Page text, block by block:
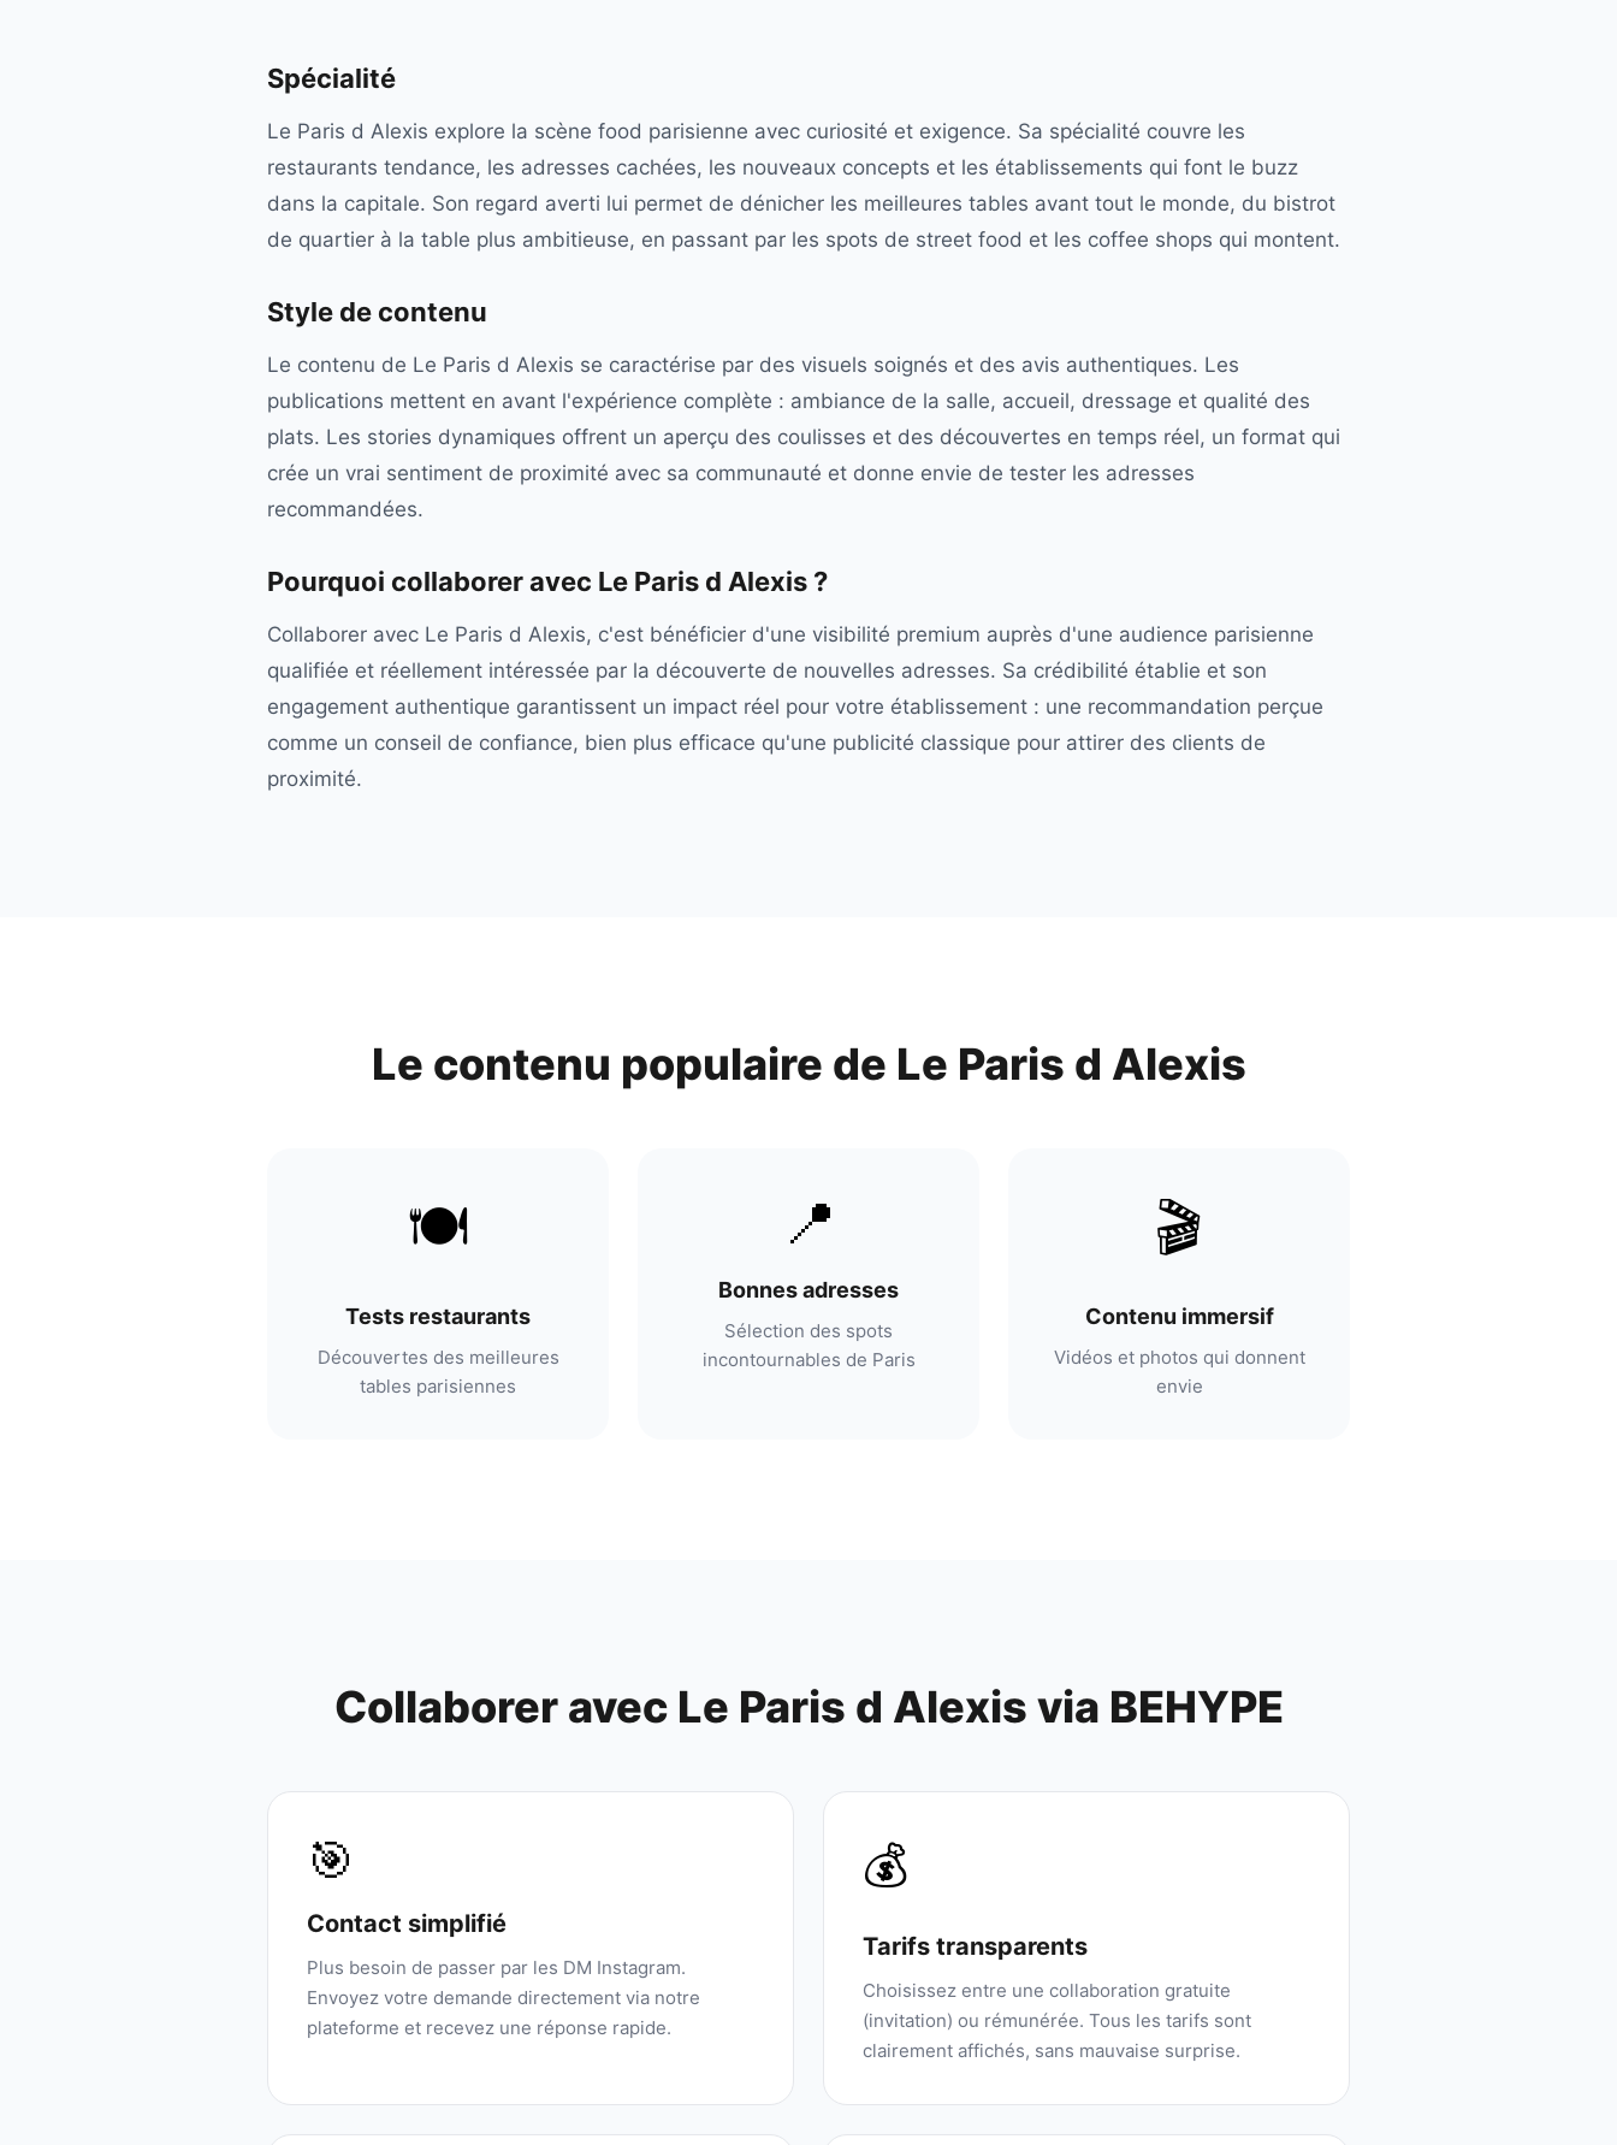
Spécialité
Le Paris d Alexis explore la scène food parisienne avec curiosité et exigence. Sa spécialité couvre les
restaurants tendance, les adresses cachées, les nouveaux concepts et les établissements qui font le buzz
dans la capitale. Son regard averti lui permet de dénicher les meilleures tables avant tout le monde, du bistrot
de quartier à la table plus ambitieuse, en passant par les spots de street food et les coffee shops qui montent.
Style de contenu
Le contenu de Le Paris d Alexis se caractérise par des visuels soignés et des avis authentiques. Les
publications mettent en avant l'expérience complète : ambiance de la salle, accueil, dressage et qualité des
plats. Les stories dynamiques offrent un aperçu des coulisses et des découvertes en temps réel, un format qui
crée un vrai sentiment de proximité avec sa communauté et donne envie de tester les adresses
recommandées.
Pourquoi collaborer avec Le Paris d Alexis ?
Collaborer avec Le Paris d Alexis, c'est bénéficier d'une visibilité premium auprès d'une audience parisienne
qualifiée et réellement intéressée par la découverte de nouvelles adresses. Sa crédibilité établie et son
engagement authentique garantissent un impact réel pour votre établissement : une recommandation perçue
comme un conseil de confiance, bien plus efficace qu'une publicité classique pour attirer des clients de
proximité.
Le contenu populaire de Le Paris d Alexis
🍽️
Tests restaurants
Découvertes des meilleures
tables parisiennes
📍
Bonnes adresses
Sélection des spots
incontournables de Paris
🎬
Contenu immersif
Vidéos et photos qui donnent
envie
Collaborer avec Le Paris d Alexis via BEHYPE
🎯
Contact simplifié
Plus besoin de passer par les DM Instagram.
Envoyez votre demande directement via notre
plateforme et recevez une réponse rapide.
💰
Tarifs transparents
Choisissez entre une collaboration gratuite
(invitation) ou rémunérée. Tous les tarifs sont
clairement affichés, sans mauvaise surprise.